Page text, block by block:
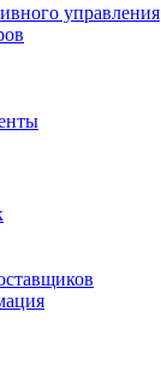
управления